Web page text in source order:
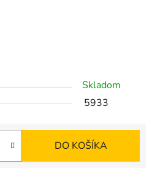
Skladom
5933
DO KOŠÍKA